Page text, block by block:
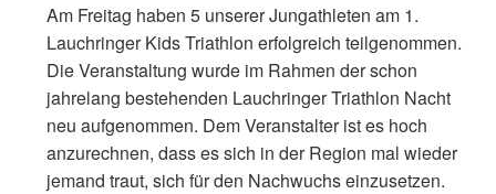
Am Freitag haben 5 unserer Jungathleten am 1.
Lauchringer Kids Triathlon erfolgreich teilgenommen.
Die Veranstaltung wurde im Rahmen der schon
jahrelang bestehenden Lauchringer Triathlon Nacht
neu aufgenommen. Dem Veranstalter ist es hoch
anzurechnen, dass es sich in der Region mal wieder
jemand traut, sich für den Nachwuchs einzusetzen.